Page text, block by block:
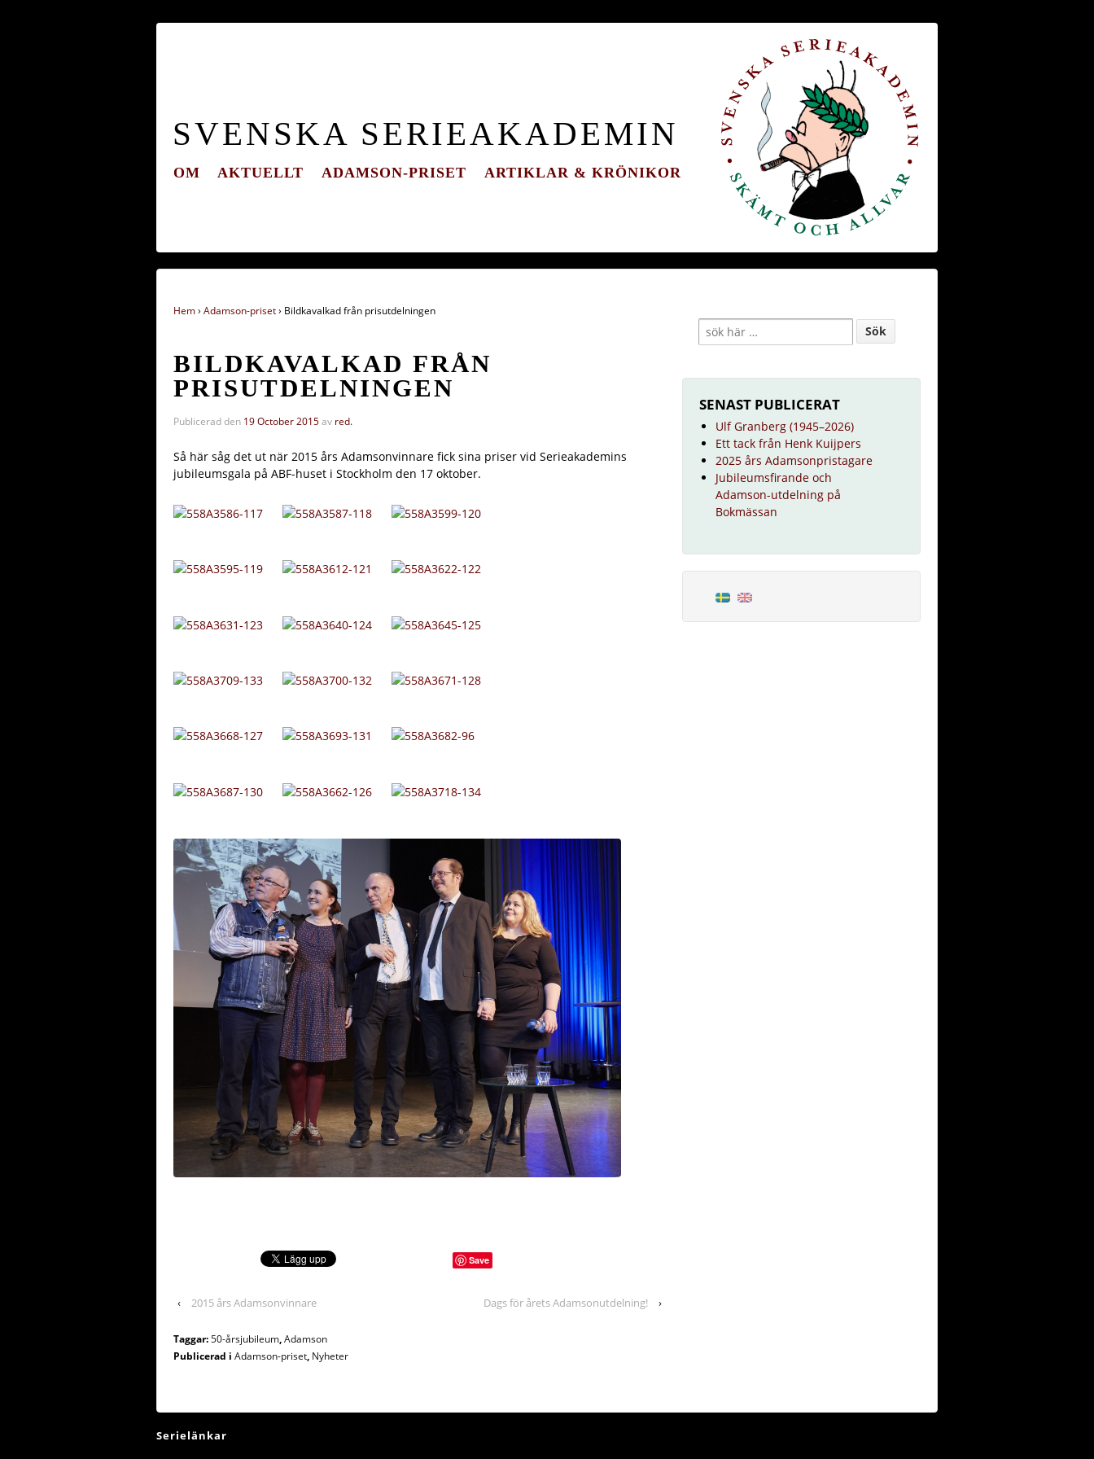
SVENSKA SERIEAKADEMIN
OM AKTUELLT ADAMSON-PRISET ARTIKLAR & KRÖNIKOR
Hem› Adamson-priset› Bildkavalkad från prisutdelningen
BILDKAVALKAD FRÅN
PRISUTDELNINGEN
Publicerad den 19 October 2015av red.
Så här såg det ut när 2015 års Adamsonvinnare fick sina priser vid Serieakademins
jubileumsgala på ABF-huset i Stockholm den 17 oktober.
Save
‹ 2015 års Adamsonvinnare Dags för årets Adamsonutdelning! ›
Taggar:50-årsjubileum,Adamson
Publicerad i Adamson-priset, Nyheter
SENAST PUBLICERAT
Ulf Granberg (1945–2026)
Ett tack från Henk Kuijpers
2025 års Adamsonpristagare
Jubileumsfirande och
Adamson-utdelning på
Bokmässan
Serielänkar